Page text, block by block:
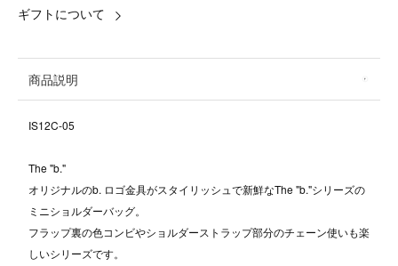
ギフトについて
商品説明
IS12C-05
The "b."
オリジナルのb. ロゴ金具がスタイリッシュで新鮮なThe "b."シリーズの
ミニショルダーバッグ。
フラップ裏の色コンビやショルダーストラップ部分のチェーン使いも楽
しいシリーズです。